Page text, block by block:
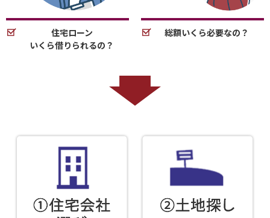
住宅ローン
いくら借りられるの？
総額いくら必要なの？